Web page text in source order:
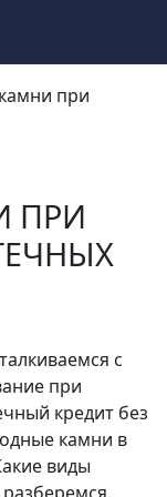
при
ПРИ
с
при
кредит без
камни в
виды